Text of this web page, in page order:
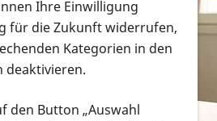
Ihre Einwilligung
für die Zukunft widerrufen,
Kategorien in den
deaktivieren.
den Button „Auswahl